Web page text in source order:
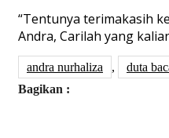
“Tentunya terimakasih
Andra, Carilah yang
andra nurhaliza , duta
Bagikan :